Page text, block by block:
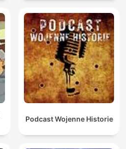
Podcast Wojenne Historie